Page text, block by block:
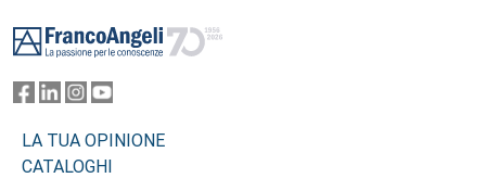
LA TUA OPINIONE
CATALOGHI